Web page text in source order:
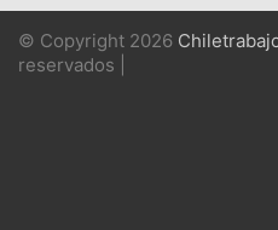
© Copyright 2026
reservados |